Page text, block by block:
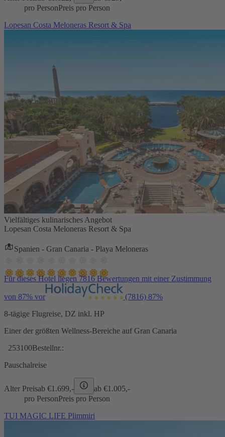
pro PersonPreis pro Person
Lopesan Costa Meloneras Resort & Spa
Vielfältiges kulinarisches Angebot
Lopesan Costa Meloneras Resort & Spa
Spanien - Gran Canaria - Playa Meloneras
Für dieses Hotel liegen 7816 Bewertungen mit einer Zustimmung
von 87% vor (7816) 87%
8-tägige Flugreise, DZ inkl. HP
Einer der größten Wellness-Bereiche auf Gran Canaria
253100Bestellnr.:
Pauschalreise
Alter Preisab €1.699,- ab €1.005,-
pro PersonPreis pro Person
TUI MAGIC LIFE Plimmiri